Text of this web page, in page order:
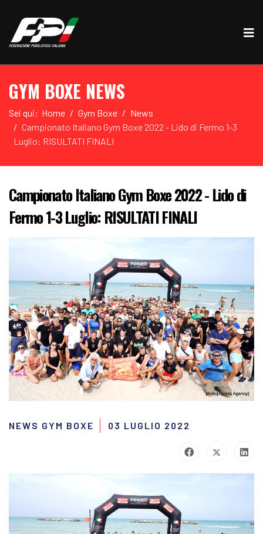
GYM BOXE NEWS
Sei qui: Home Gym Boxe
News
Campionato Italiano Gym Boxe 2022 - Lido di Fermo 1-3
Luglio: RISULTATI FINALI
Campionato Italiano Gym Boxe 2022 - Lido di
Fermo 1-3 Luglio: RISULTATI FINALI
NEWS GYM BOXE 03 LUGLIO 2022